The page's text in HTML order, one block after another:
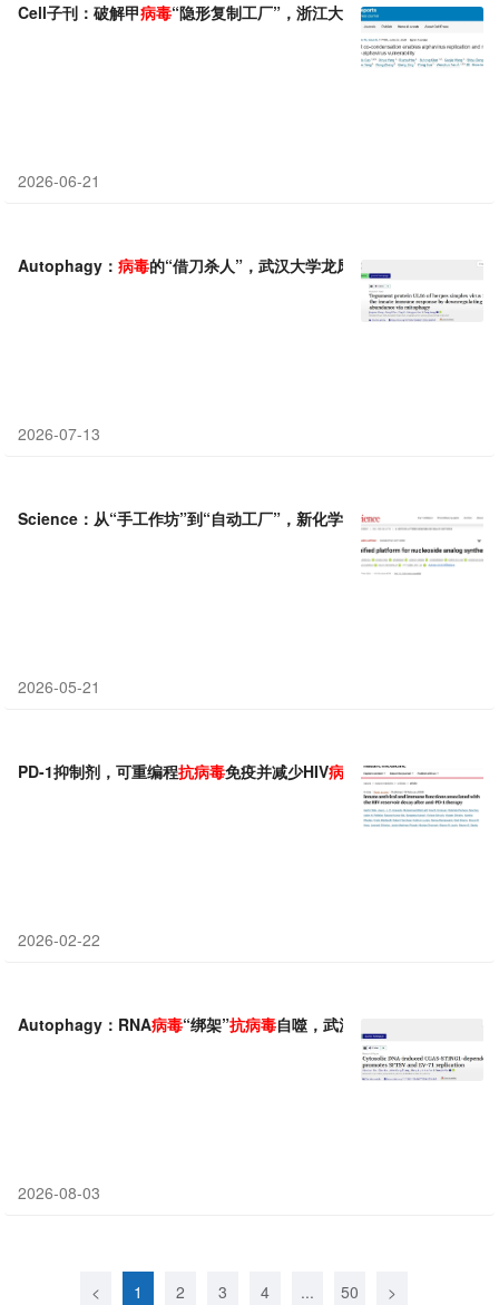
Cell子刊：破解甲病毒“隐形复制工厂”，浙江大学番文春团队发现广谱
2026-06-21
Autophagy：病毒的“借刀杀人”，武汉大学龙凤团队揭示HSV-1
2026-07-13
Science：从“手工作坊”到“自动工厂”，新化学平台加速“积木式”抗
2026-05-21
PD-1抑制剂，可重编程抗病毒免疫并减少HIV病毒 库
2026-02-22
Autophagy：RNA病毒“绑架”抗病毒自噬，武汉大学于学杰团队发
2026-08-03
< 1 2 3 4 ... 50 >